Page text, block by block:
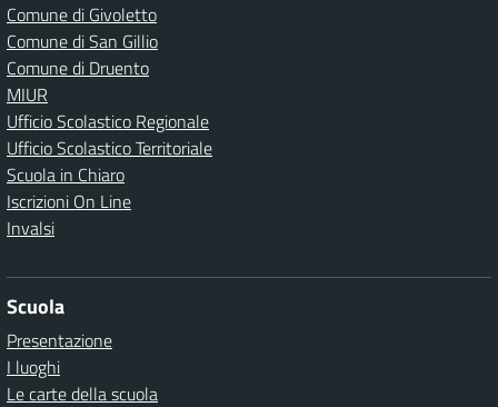
Comune di Givoletto
Comune di San Gillio
Comune di Druento
MIUR
Ufficio Scolastico Regionale
Ufficio Scolastico Territoriale
Scuola in Chiaro
Iscrizioni On Line
Invalsi
Scuola
Presentazione
I luoghi
Le carte della scuola